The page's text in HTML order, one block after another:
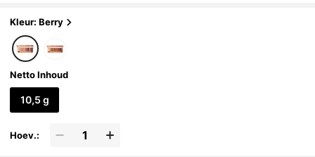
Kleur: Berry
Netto Inhoud
10,5 g
Hoev.: